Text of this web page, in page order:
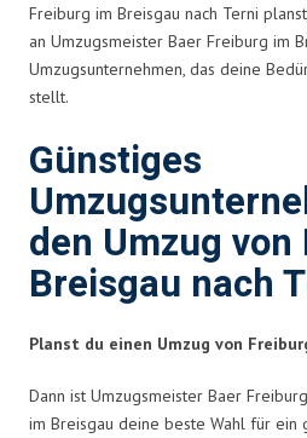
Freiburg im Breisgau nach Terni
an Umzugsmeister Baer Freiburg im
Umzugsunternehmen, das deine
stellt.
Günstiges
den Umzug
Breisgau nach
Planst du einen Umzug von
Dann ist Umzugsmeister Baer
im Breisgau deine beste Wahl für ein